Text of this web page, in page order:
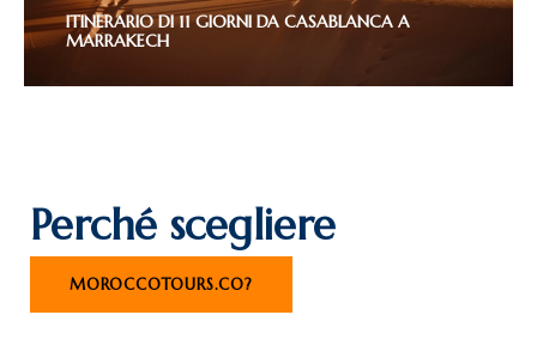
ITINERARIO DI 11 GIORNI DA CASABLANCA A
MARRAKECH
Perché scegliere
MOROCCOTOURS.CO?